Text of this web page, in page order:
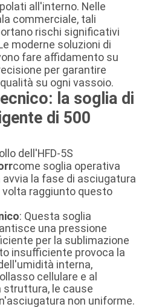
all'interno. Nelle
commerciale, tali
rischi significativi
moderne soluzioni di
fare affidamento su
per garantire
su ogni vassoio.
la soglia di
di 500
dell'HFD-5S
come soglia operativa
la fase di asciugatura
volta raggiunto questo
: Questa soglia
una pressione
per la sublimazione
insufficiente provoca la
interna,
cellulare e al
struttura, le cause
non uniforme.